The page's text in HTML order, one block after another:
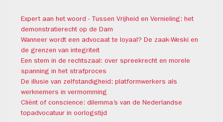
Expert aan het woord - Tussen Vrijheid en Vernieling: het
demonstratierecht op de Dam
Wanneer wordt een advocaat te loyaal? De zaak-Weski en
de grenzen van integriteit
Een stem in de rechtszaal: over spreekrecht en morele
spanning in het strafproces
De illusie van zelfstandigheid: platformwerkers als
werknemers in vermomming
Cliënt of conscience: dilemma’s van de Nederlandse
topadvocatuur in oorlogstijd